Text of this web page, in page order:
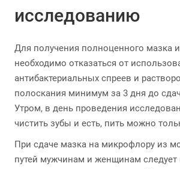
исследованию
Для получения полноценного мазка
необходимо отказаться от
антибактериальных спреев и
полоскания минимум за 3 дня до
Утром, в день проведения
чистить зубы и есть, пить можно
При сдаче мазка на микрофлору из
путей мужчинам и женщинам следует